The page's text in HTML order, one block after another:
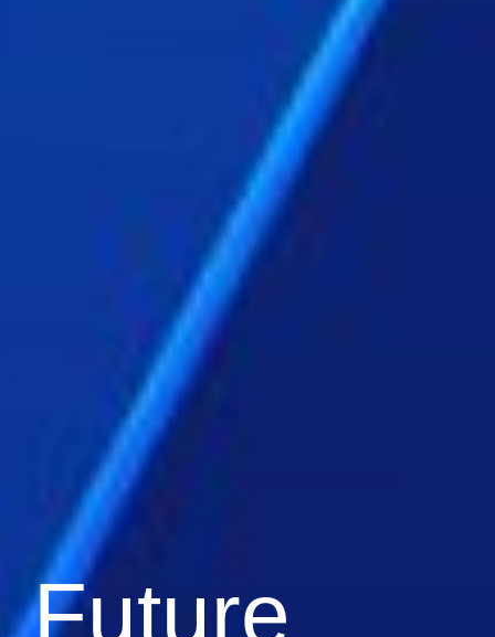
Future